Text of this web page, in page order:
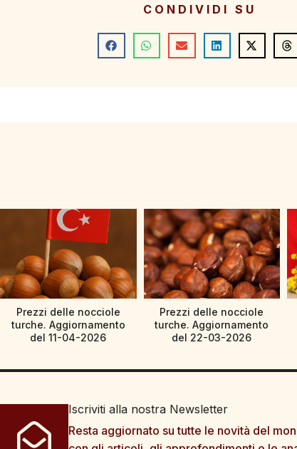
CONDIVIDI SU
Prezzi delle nocciole
turche. Aggiornamento
del 11-04-2026
Prezzi delle nocciole
turche. Aggiornamento
del 22-03-2026
Iscriviti alla nostra Newsletter
Resta aggiornato su tutte le novità del